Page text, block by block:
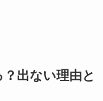
出ない理由と